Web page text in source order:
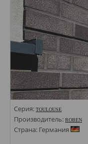
Серия: TOULOUSE
Производитель: ROBEN
Страна: Германия